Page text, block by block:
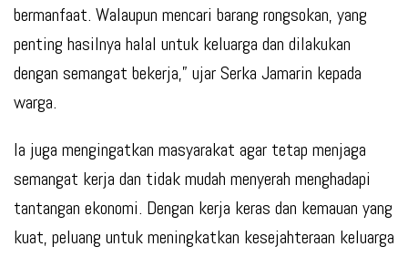
bermanfaat. Walaupun mencari barang rongsokan, yang
penting hasilnya halal untuk keluarga dan dilakukan
dengan semangat bekerja,” ujar Serka Jamarin kepada
warga.
Ia juga mengingatkan masyarakat agar tetap menjaga
semangat kerja dan tidak mudah menyerah menghadapi
tantangan ekonomi. Dengan kerja keras dan kemauan yang
kuat, peluang untuk meningkatkan kesejahteraan keluarga